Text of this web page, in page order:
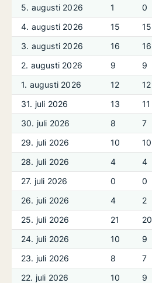
5. augusti 2026
1 0
4. augusti 2026
15 15
3. augusti 2026
16 16
2. augusti 2026
9 9
1. augusti 2026
12 12
31. juli 2026
13 11
30. juli 2026
8 7
29. juli 2026
10 10
28. juli 2026
4 4
27. juli 2026
0 0
26. juli 2026
4 2
25. juli 2026
21 20
24. juli 2026
10 9
23. juli 2026
8 7
22. juli 2026
10 9